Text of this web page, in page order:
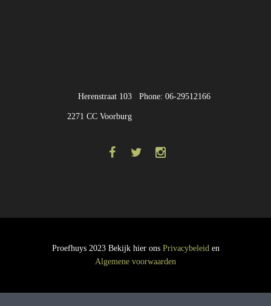
Phone: 06-29512166
Herenstraat 103
2271 CC Voorburg
Proefhuys 2023 Bekijk hier ons Privacybeleid en
Algemene voorwaarden